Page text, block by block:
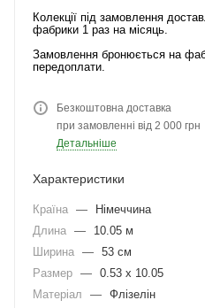
Колекції під замовлення
фабрики 1 раз на місяць.
Замовлення бронюється на
передоплати.
Безкоштовна доставка
при замовленні від 2 000 грн
Детальніше
Характеристики
Країна —
Німеччина
Длина —
10.05 м
Ширина — 53 см
Размер — 0.53 x 10.05
Матеріал
— Флізелін